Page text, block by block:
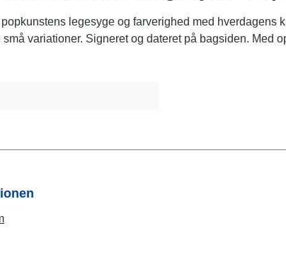
legesyge og farverighed med
variationer. Signeret og dateret på bagsiden.